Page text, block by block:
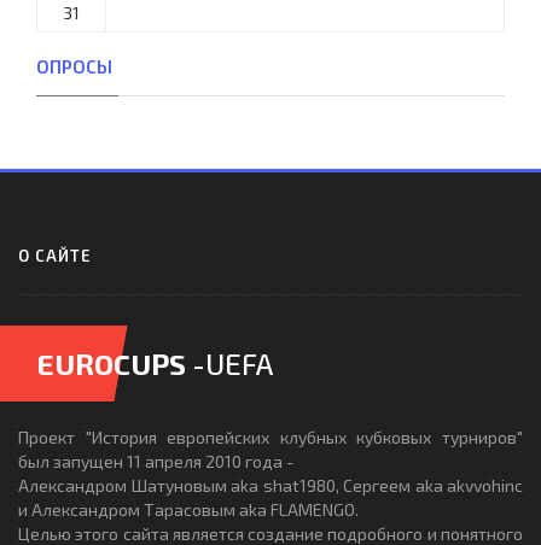
31
ОПРОСЫ
О САЙТЕ
EUROCUPS -UEFA
Проект "История европейских клубных кубковых турниров"
был запущен 11 апреля 2010 года -
Александром Шатуновым aka shat1980, Сергеем aka akvvohinc
и Александром Тарасовым aka FLAMENGO.
Целью этого сайта является создание подробного и понятного